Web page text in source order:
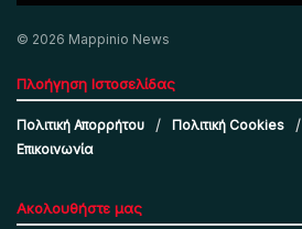
© 2026 Mappinio News
Πλοήγηση Ιστοσελίδας
Πολιτική Απορρήτου Πολιτική Cookies
Επικοινωνία
Ακολουθήστε μας